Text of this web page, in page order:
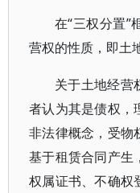
在“三权分置”
营权的性质，即土
关于土地经营
者认为其是债权，
非法律概念，受物
基于租赁合同产生
权属证书、不确权